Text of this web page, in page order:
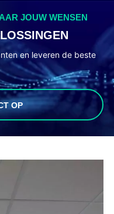
JOUW WENSEN
en leveren de beste
OP